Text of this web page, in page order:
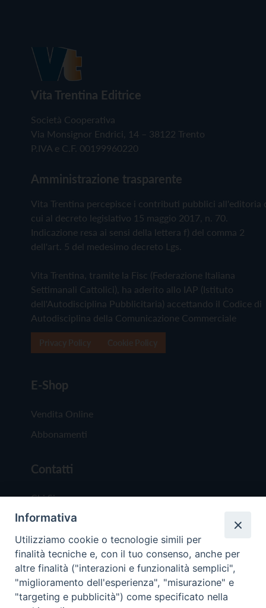
Vita Trentina Editrice
Società Cooperativa
Via Monsignor Endrici, 14 – 38122 Trento
P.IVA e C.F. 00199960220
Amministrazione trasparente
Vita Trentina percepisce i contributi pubblici all'editoria
cui al decreto legislativo 15 maggio 2017, n. 70.
Indicazione resa ai sensi della lettera f) del comma 2
dell'art. 5 del medesimo decreto Lgs.
Vita Trentina, tramite la Fisc (Federazione Italiana
Settimanali Cattolici), ha aderito allo IAP (Istituto
dell'Autodisciplina Pubblicitaria) accettando il Codice di
Autodisciplina della Comunicazione Commerciale
E-Shop
Vendita Online
Abbonamenti
Contatti
Chi Siamo
Redazione
Scrivici
Informativa
Utilizziamo cookie o tecnologie simili per
finalità tecniche e, con il tuo consenso, anche per
altre finalità ("interazioni e funzionalità semplici",
"miglioramento dell'esperienza", "misurazione" e
"targeting e pubblicità") come specificato nella